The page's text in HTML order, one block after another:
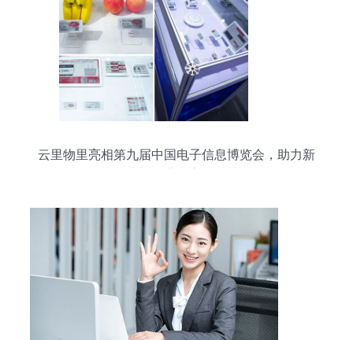
云里物里亮相第九届中国电子信息博览会，助力新